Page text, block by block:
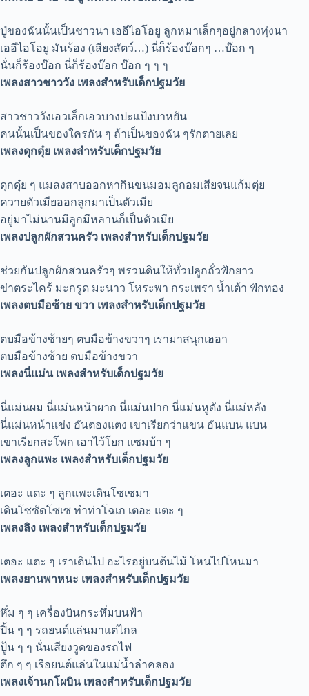
ปู่ของฉันนั้นเป็นชาวนา เออีไอโอยู ลูกหมาเล็กๆอยู่กลางทุ่งนา
เออีไอโอยู มันร้อง (เสียงสัตว์…) นี่ก็ร้องบ๊อกๆ …บ๊อก ๆ
นั่นก็ร้องบ๊อก นี่ก็ร้องบ๊อก บ๊อก ๆ ๆ ๆ
เพลงสาวชาววัง เพลงสำหรับเด็กปฐมวัย
สาวชาววังเอวเล็กเอวบางปะแป้งบาหยัน
คนนั้นเป็นของใครกัน ๆ ถ้าเป็นของฉัน ๆรักตายเลย
เพลงดุกดุ๋ย เพลงสำหรับเด็กปฐมวัย
ดุกดุ๋ย ๆ แมลงสาบออกหากินขนมอมลูกอมเสียจนแก้มตุ่ย
ควายตัวเมียออกลูกมาเป็นตัวเมีย
อยู่มาไม่นานมีลูกมีหลานก็เป็นตัวเมีย
เพลงปลูกผักสวนครัว เพลงสำหรับเด็กปฐมวัย
ช่วยกันปลูกผักสวนครัวๆ พรวนดินให้ทั่วปลูกถั่วฟักยาว
ข่าตระไคร้ มะกรูด มะนาว โหระพา กระเพรา น้ำเต้า ฟักทอง
เพลงตบมือซ้าย ขวา เพลงสำหรับเด็กปฐมวัย
ตบมือข้างซ้ายๆ ตบมือข้างขวาๆ เรามาสนุกเฮอา
ตบมือข้างซ้าย ตบมือข้างขวา
เพลงนี่แม่น เพลงสำหรับเด็กปฐมวัย
นี่แม่นผม นี่แม่นหน้าผาก นี่แม่นปาก นี่แม่นหูดัง นี่แม่หลัง
นี่แม่นหน้าแข่ง อันตองแตง เขาเรียกว่าแขน อันแบน แบน
เขาเรียกสะโพก เอาไว้โยก แซมบ้า ๆ
เพลงลูกแพะ เพลงสำหรับเด็กปฐมวัย
เตอะ แตะ ๆ ลูกแพะเดินโซเซมา
เดินโซซัดโซเซ ทำท่าโฉเก เตอะ แตะ ๆ
เพลงลิง เพลงสำหรับเด็กปฐมวัย
เตอะ แตะ ๆ เราเดินไป อะไรอยู่บนต้นไม้ โหนไปโหนมา
เพลงยานพาหนะ เพลงสำหรับเด็กปฐมวัย
หึ่ม ๆ ๆ เครื่องบินกระหึ่มบนฟ้า
ปิ้น ๆ ๆ รถยนต์แล่นมาแต่ไกล
ปู้น ๆ ๆ นั่นเสียงวูดของรถไฟ
ตึก ๆ ๆ เรือยนต์แล่นในแม่น้ำลำคลอง
เพลงเจ้านกโผบิน เพลงสำหรับเด็กปฐมวัย